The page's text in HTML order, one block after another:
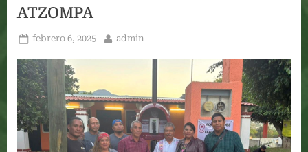
ATZOMPA
Posted
febrero 6, 2025 By
admin